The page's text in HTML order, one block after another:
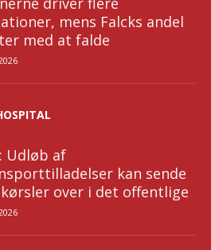
mens Falcks andel
med at falde
Udløb af
kan sende
kørsler over i det offentlige